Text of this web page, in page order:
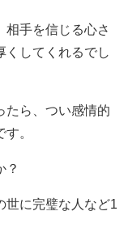
相手を信じる心さ
くしてくれるでし
たら、つい感情的
。
？
世に完璧な人など1